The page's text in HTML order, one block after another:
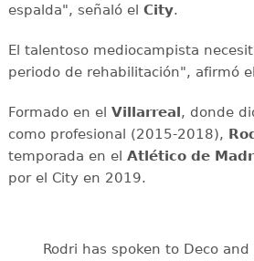
espalda", señaló el City.
El talentoso mediocampista
periodo de rehabilitación", afirmó
Formado en el Villarreal, donde
como profesional (2015-2018),
temporada en el Atlético de
por el City en 2019.
Rodri has spoken to Deco